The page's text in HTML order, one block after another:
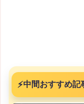
⚡中間おすすめ記